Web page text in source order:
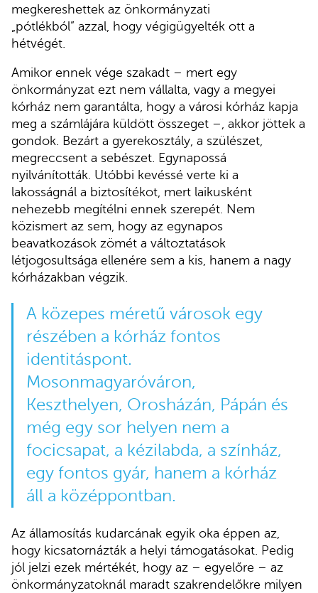
megkereshettek az önkormányzati
„pótlékból” azzal, hogy végigügyelték ott a
hétvégét.
Amikor ennek vége szakadt – mert egy
önkormányzat ezt nem vállalta, vagy a megyei
kórház nem garantálta, hogy a városi kórház kapja
meg a számlájára küldött összeget –, akkor jöttek a
gondok. Bezárt a gyerekosztály, a szülészet,
megreccsent a sebészet. Egynapossá
nyilvánították. Utóbbi kevéssé verte ki a
lakosságnál a biztosítékot, mert laikusként
nehezebb megítélni ennek szerepét. Nem
közismert az sem, hogy az egynapos
beavatkozások zömét a változtatások
létjogosultsága ellenére sem a kis, hanem a nagy
kórházakban végzik.
A közepes méretű városok egy
részében a kórház fontos
identitáspont.
Mosonmagyaróváron,
Keszthelyen, Orosházán, Pápán és
még egy sor helyen nem a
focicsapat, a kézilabda, a színház,
egy fontos gyár, hanem a kórház
áll a középpontban.
Az államosítás kudarcának egyik oka éppen az,
hogy kicsatornázták a helyi támogatásokat. Pedig
jól jelzi ezek mértékét, hogy az – egyelőre – az
önkormányzatoknál maradt szakrendelőkre milyen